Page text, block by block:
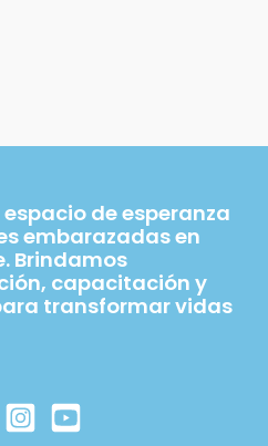
de esperanza
embarazadas en
Brindamos
capacitación y
transformar vidas